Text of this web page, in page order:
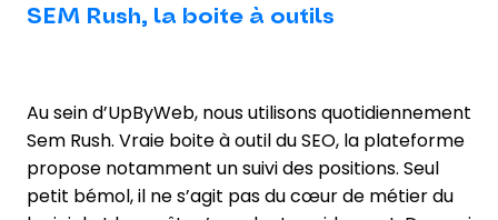
SEM Rush, la boite à outils
Au sein d’UpByWeb, nous utilisons quotidiennement
Sem Rush. Vraie boite à outil du SEO, la plateforme
propose notamment un suivi des positions. Seul
petit bémol, il ne s’agit pas du cœur de métier du